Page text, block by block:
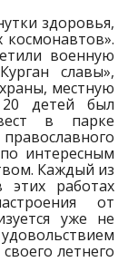
здоровья,
космонавтов».
военную
славы»,
местную
детей был
в парке
интересным
Каждый из
работах
от
уже не
летнего